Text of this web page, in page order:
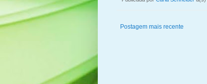
Postagem mais recente